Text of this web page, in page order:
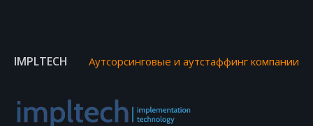
IMPLTECH Аутсорсинговые и аутстаффинг компании